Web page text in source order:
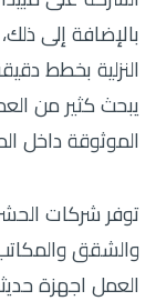
بالإضافة إلى
النزلية بخطط
يبحث كثير من
الموثوقة داخل
توفر شركات
والشقق
العمل اجهزة